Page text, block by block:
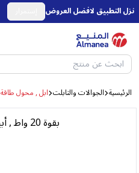
نزل التطبيق لافضل العروض
الرئيسية الجوالات والتابلت ابل , محول طاقة USB-C , بقوة 20 واط , أبيض